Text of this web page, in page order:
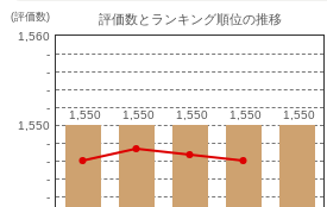
(評価数)
1,560
-
-
-
-
1,550
-
-
-
-
評価数とランキング順位の推移
1,550
1,550 1,550
1,550 1,550
1,550 1,550
1,550 1,550
1,550